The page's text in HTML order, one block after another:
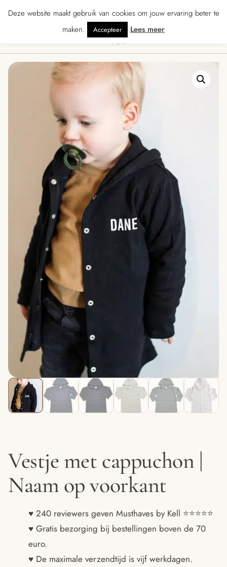
· Gratis verzending vanaf € 70 · Gratis kaartje met je bestelling •
Vestje met cappuchon |
Naam op voorkant
♥ 240 reviewers geven Musthaves by Kell ⭐️⭐️⭐️⭐️⭐️
♥ Gratis bezorging bij bestellingen boven de 70
euro.
♥ De maximale verzendtijd is vijf werkdagen.
Deze website maakt gebruik van cookies om jouw ervaring beter te
maken.
Accepteer Lees meer